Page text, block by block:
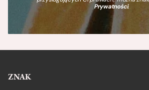
Prywatności.
ZNAK